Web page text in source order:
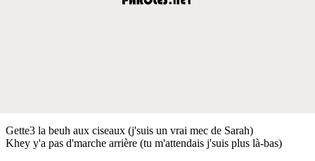
Gette3 la beuh aux ciseaux (j'suis un vrai mec de Sarah)
Khey y'a pas d'marche arrière (tu m'attendais j'suis plus là-bas)